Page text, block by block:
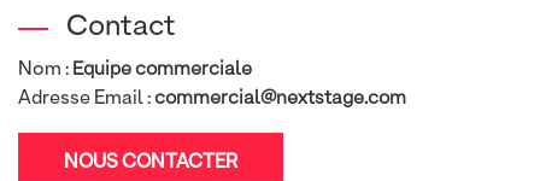
Contact
Nom : Equipe commerciale
Adresse Email :commercial@nextstage.com
NOUS CONTACTER